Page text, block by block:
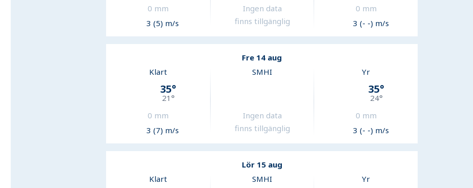
0 mm
3 (5) m/s
Ingen data
finns tillgänglig
0 mm
3 (- -) m/s
Fre 14 aug
Klart
35°
21 °
0 mm
3 (7) m/s
SMHI
Ingen data
finns tillgänglig
Yr
35°
24°
0 mm
3 (- -) m/s
Lör 15 aug
Klart
SMHI Yr